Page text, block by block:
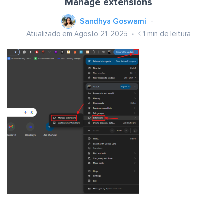
Manage extensions
Sandhya Goswami
Atualizado em Agosto 21, 2025 < 1 min de leitura